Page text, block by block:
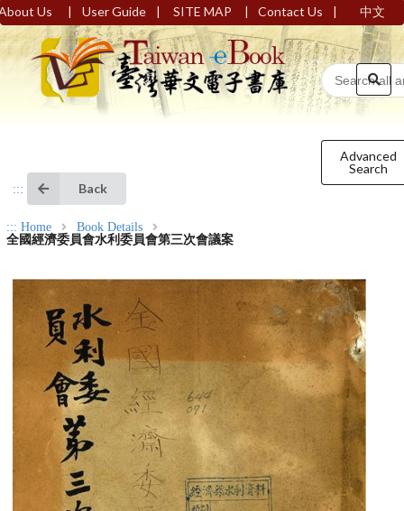
Us | User Guide | SITE MAP | Contact Us | 中文
Advanced
Search
::: Back
::: Home
Book Details
全國經濟委員會水利委員會第三次會議案